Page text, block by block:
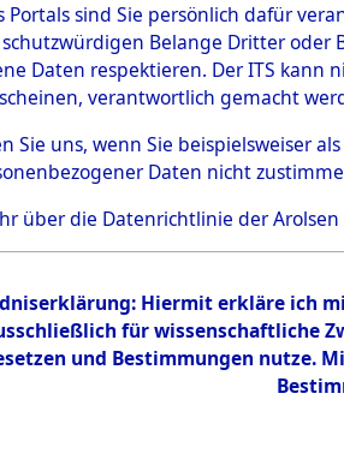
Einen Kommentar
Portals sind Sie persönlich dafür
Belange Dritter
Daten respektieren. Der ITS
verantwortlich gemacht
Sie uns, wenn Sie beispielsweiser
Daten nicht
über die Datenrichtlinie der Arolsen
Hiermit erkläre ich
für wissenschaftliche
und Bestimmungen nutze.